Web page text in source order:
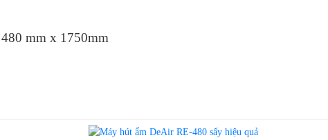
mm x 1750mm